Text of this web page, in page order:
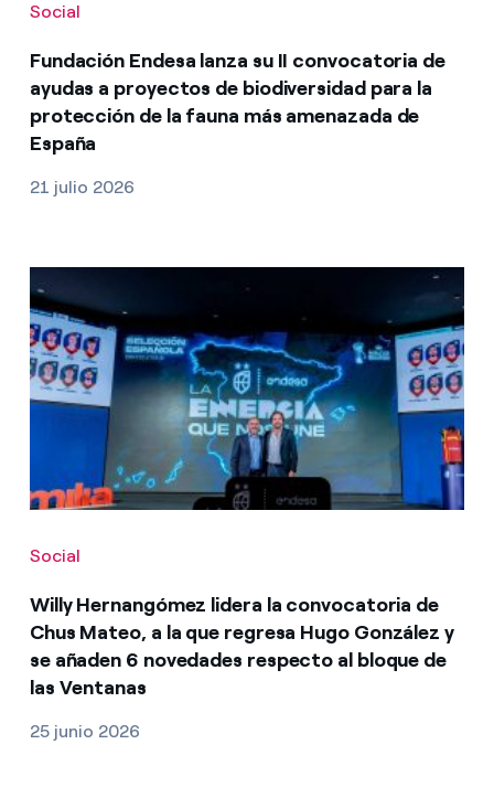
Social
Fundación Endesa lanza su II convocatoria de
ayudas a proyectos de biodiversidad para la
protección de la fauna más amenazada de
España
21 julio 2026
Social
Willy Hernangómez lidera la convocatoria de
Chus Mateo, a la que regresa Hugo González y
se añaden 6 novedades respecto al bloque de
las Ventanas
25 junio 2026